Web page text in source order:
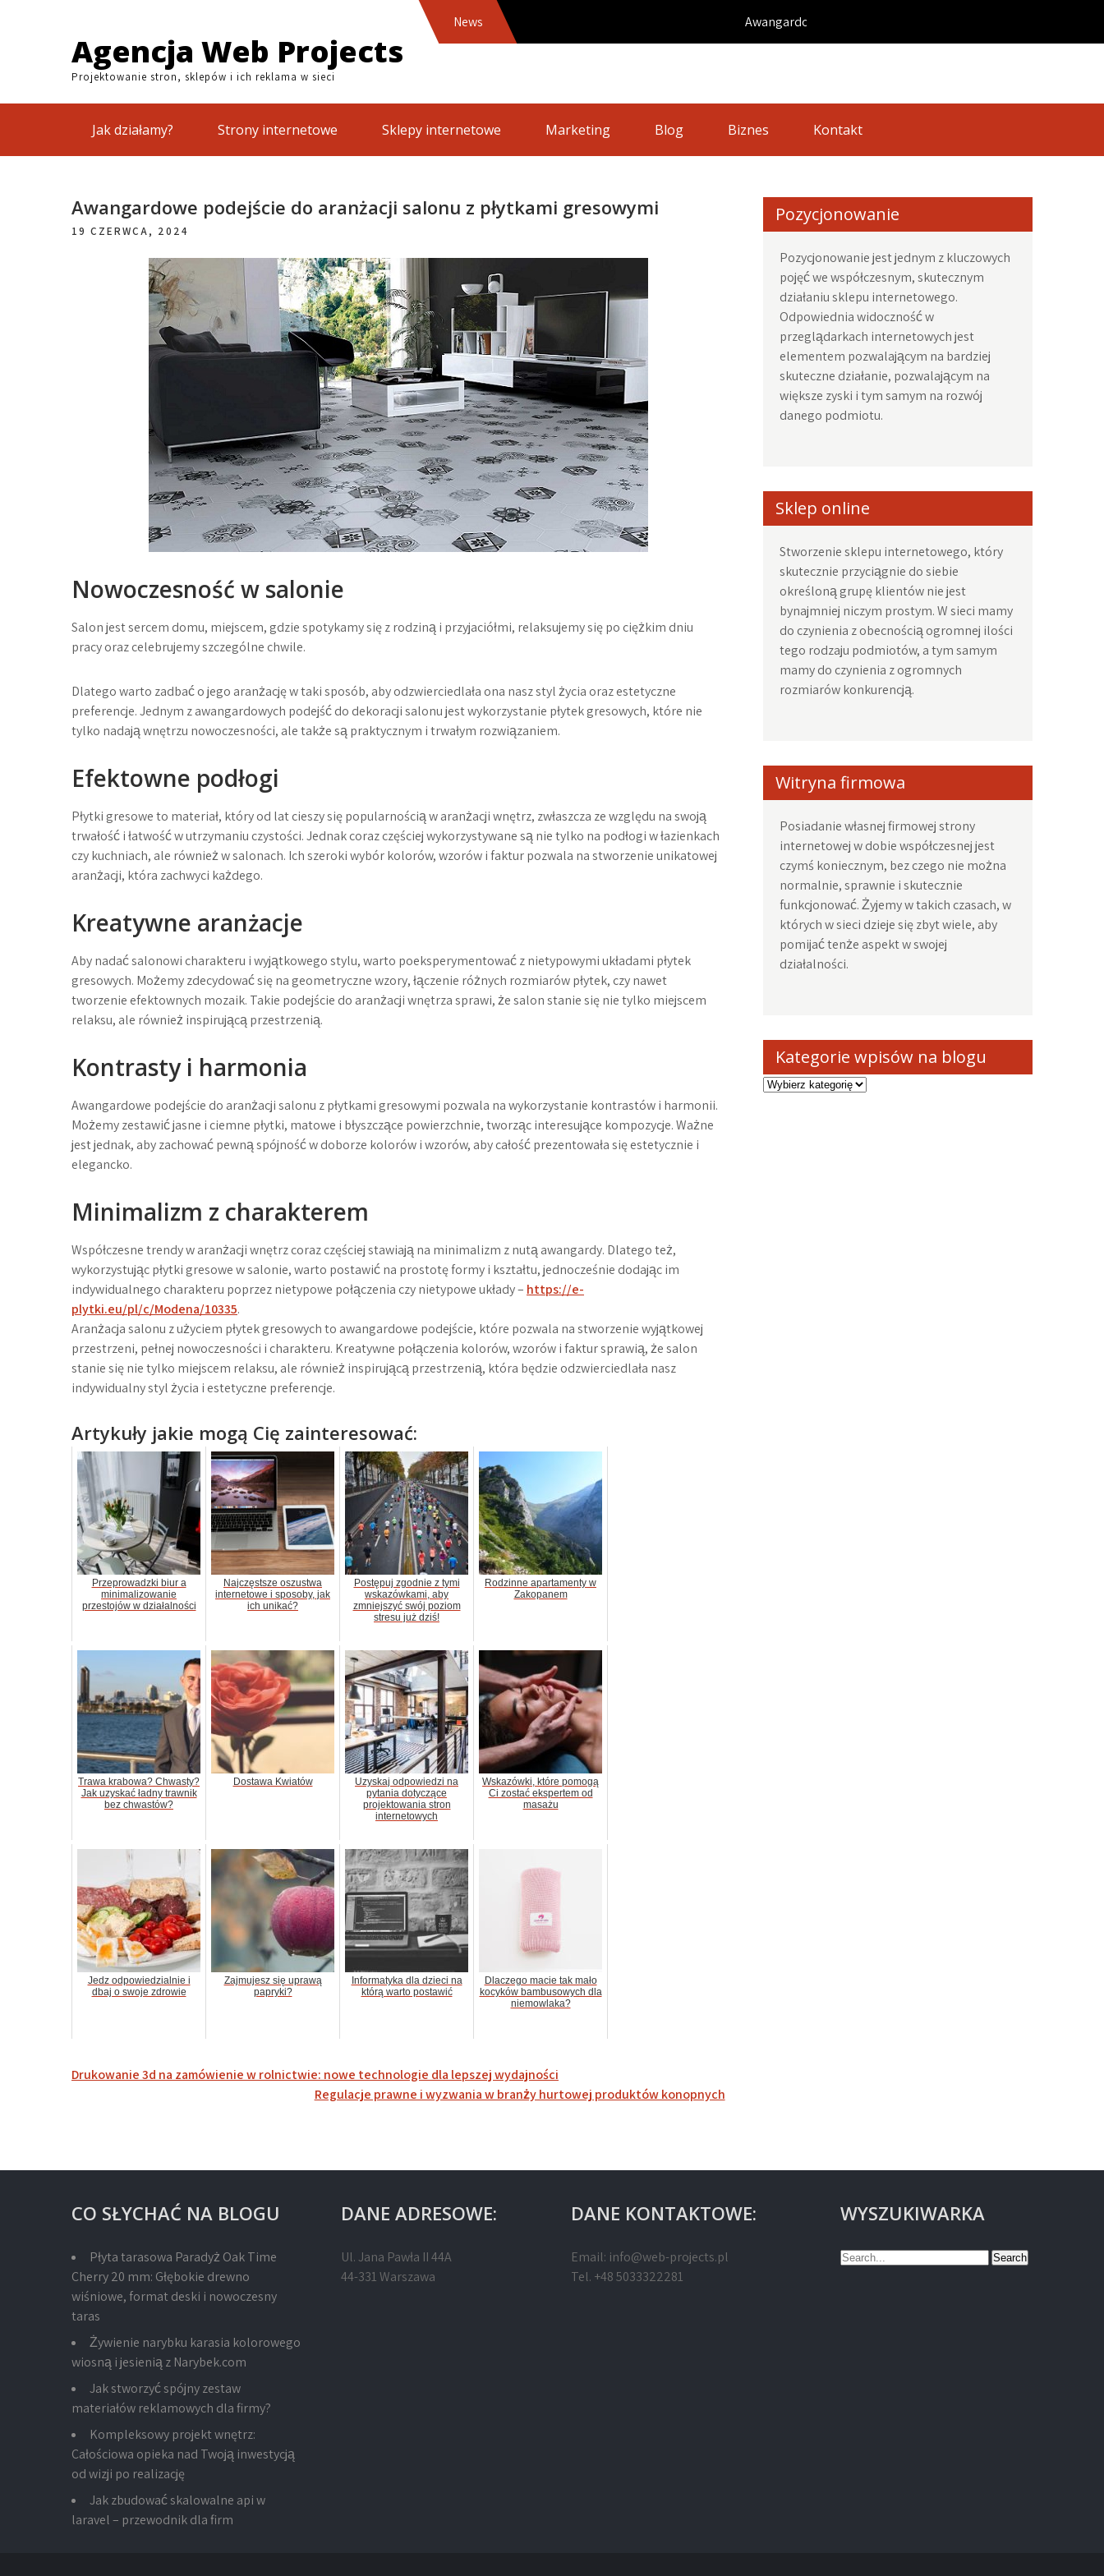
News Awangardowe podejście do aranżacji salonu z płytkami gresowymi
Agencja Web Projects
Projektowanie stron, sklepów i ich reklama w sieci
Jak działamy? Strony internetowe Sklepy internetowe Marketing Blog Biznes Kontakt
Awangardowe podejście do aranżacji salonu z płytkami gresowymi
19 CZERWCA, 2024
Nowoczesność w salonie
Salon jest sercem domu, miejscem, gdzie spotykamy się z rodziną i przyjaciółmi, relaksujemy się po ciężkim dniu
pracy oraz celebrujemy szczególne chwile.
Dlatego warto zadbać o jego aranżację w taki sposób, aby odzwierciedlała ona nasz styl życia oraz estetyczne
preferencje. Jednym z awangardowych podejść do dekoracji salonu jest wykorzystanie płytek gresowych, które nie
tylko nadają wnętrzu nowoczesności, ale także są praktycznym i trwałym rozwiązaniem.
Efektowne podłogi
Płytki gresowe to materiał, który od lat cieszy się popularnością w aranżacji wnętrz, zwłaszcza ze względu na swoją
trwałość i łatwość w utrzymaniu czystości. Jednak coraz częściej wykorzystywane są nie tylko na podłogi w łazienkach
czy kuchniach, ale również w salonach. Ich szeroki wybór kolorów, wzorów i faktur pozwala na stworzenie unikatowej
aranżacji, która zachwyci każdego.
Kreatywne aranżacje
Aby nadać salonowi charakteru i wyjątkowego stylu, warto poeksperymentować z nietypowymi układami płytek
gresowych. Możemy zdecydować się na geometryczne wzory, łączenie różnych rozmiarów płytek, czy nawet
tworzenie efektownych mozaik. Takie podejście do aranżacji wnętrza sprawi, że salon stanie się nie tylko miejscem
relaksu, ale również inspirującą przestrzenią.
Kontrasty i harmonia
Awangardowe podejście do aranżacji salonu z płytkami gresowymi pozwala na wykorzystanie kontrastów i harmonii.
Możemy zestawić jasne i ciemne płytki, matowe i błyszczące powierzchnie, tworząc interesujące kompozycje. Ważne
jest jednak, aby zachować pewną spójność w doborze kolorów i wzorów, aby całość prezentowała się estetycznie i
elegancko.
Minimalizm z charakterem
Współczesne trendy w aranżacji wnętrz coraz częściej stawiają na minimalizm z nutą awangardy. Dlatego też,
wykorzystując płytki gresowe w salonie, warto postawić na prostotę formy i kształtu, jednocześnie dodając im
indywidualnego charakteru poprzez nietypowe połączenia czy nietypowe układy – https://e-
plytki.eu/pl/c/Modena/10335.
Aranżacja salonu z użyciem płytek gresowych to awangardowe podejście, które pozwala na stworzenie wyjątkowej
przestrzeni, pełnej nowoczesności i charakteru. Kreatywne połączenia kolorów, wzorów i faktur sprawią, że salon
stanie się nie tylko miejscem relaksu, ale również inspirującą przestrzenią, która będzie odzwierciedlała nasz
indywidualny styl życia i estetyczne preferencje.
Artykuły jakie mogą Cię zainteresować:
Przeprowadzki biur a
minimalizowanie
przestojów w działalności
Najczęstsze oszustwa
internetowe i sposoby, jak
ich unikać?
Postępuj zgodnie z tymi
wskazówkami, aby
zmniejszyć swój poziom
stresu już dziś!
Rodzinne apartamenty w
Zakopanem
Trawa krabowa? Chwasty?
Jak uzyskać ładny trawnik
bez chwastów?
Dostawa Kwiatów
Uzyskaj odpowiedzi na
pytania dotyczące
projektowania stron
internetowych
Wskazówki, które pomogą
Ci zostać ekspertem od
masażu
Jedz odpowiedzialnie i
dbaj o swoje zdrowie
Zajmujesz się uprawą
papryki?
Informatyka dla dzieci na
którą warto postawić
Dlaczego macie tak mało
kocyków bambusowych dla
niemowlaka?
Nawigacja
Drukowanie 3d na zamówienie w rolnictwie: nowe technologie dla lepszej wydajności
Regulacje prawne i wyzwania w branży hurtowej produktów konopnych
Pozycjonowanie
Pozycjonowanie jest jednym z kluczowych
pojęć we współczesnym, skutecznym
działaniu sklepu internetowego.
Odpowiednia widoczność w
przeglądarkach internetowych jest
elementem pozwalającym na bardziej
skuteczne działanie, pozwalającym na
większe zyski i tym samym na rozwój
danego podmiotu.
Sklep online
Stworzenie sklepu internetowego, który
skutecznie przyciągnie do siebie
określoną grupę klientów nie jest
bynajmniej niczym prostym. W sieci mamy
do czynienia z obecnością ogromnej ilości
tego rodzaju podmiotów, a tym samym
mamy do czynienia z ogromnych
rozmiarów konkurencją.
Witryna firmowa
Posiadanie własnej firmowej strony
internetowej w dobie współczesnej jest
czymś koniecznym, bez czego nie można
normalnie, sprawnie i skutecznie
funkcjonować. Żyjemy w takich czasach, w
których w sieci dzieje się zbyt wiele, aby
pomijać tenże aspekt w swojej
działalności.
Kategorie wpisów na blogu
Kategorie
CO SŁYCHAĆ NA BLOGU
Płyta tarasowa Paradyż Oak Time
Cherry 20 mm: Głębokie drewno
wiśniowe, format deski i nowoczesny
taras
Żywienie narybku karasia kolorowego
wiosną i jesienią z Narybek.com
Jak stworzyć spójny zestaw
materiałów reklamowych dla firmy?
Kompleksowy projekt wnętrz:
Całościowa opieka nad Twoją inwestycją
od wizji po realizację
Jak zbudować skalowalne api w
laravel – przewodnik dla firm
DANE ADRESOWE:
Ul. Jana Pawła II 44A
44-331 Warszawa
DANE KONTAKTOWE:
Email: info@web-projects.pl
Tel. +48 5033322281
WYSZUKIWARKA